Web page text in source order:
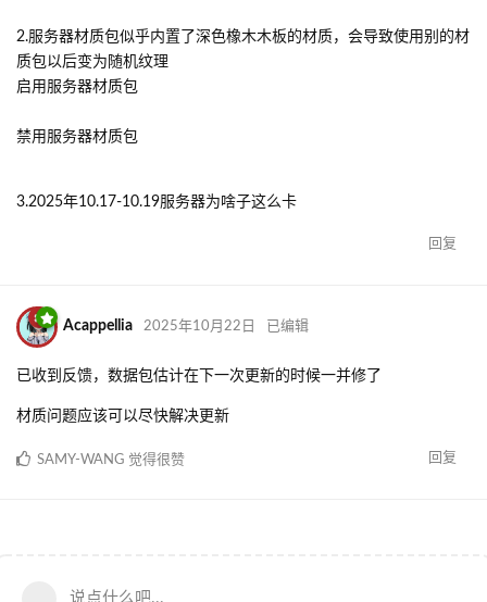
2.服务器材质包似乎内置了深色橡木木板的材质，会导致使用别的材
质包以后变为随机纹理
启用服务器材质包
禁用服务器材质包
3.2025年10.17-10.19服务器为啥子这么卡
回复
Acappellia 2025年10月22日 已编辑
已收到反馈，数据包估计在下一次更新的时候一并修了
材质问题应该可以尽快解决更新
回复
SAMY-WANG 觉得很赞
说点什么吧...